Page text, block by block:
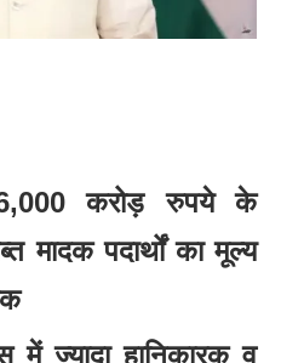
करोड़ रुपये के
मादक पदार्थों का मूल्य
ज्यादा हानिकारक व